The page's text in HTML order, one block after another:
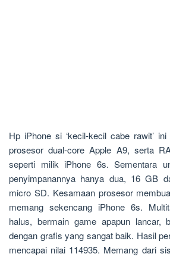
Hp iPhone si ‘kecil-kecil cabe rawit’
prosesor dual-core Apple A9, serta
seperti milik iPhone 6s. Sementara
penyimpanannya hanya dua, 16 GB
micro SD. Kesamaan prosesor
memang sekencang iPhone 6s.
halus, bermain game apapun lancar,
dengan grafis yang sangat baik. Hasil
mencapai nilai 114935. Memang dari